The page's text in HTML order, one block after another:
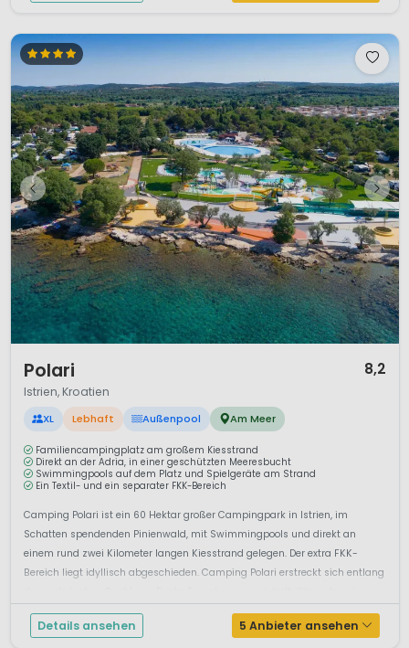
Polari 8,2
Istrien, Kroatien
XL Lebhaft Außenpool Am Meer
Familiencampingplatz am großem Kiesstrand
Direkt an der Adria, in einer geschützten Meeresbucht
Swimmingpools auf dem Platz und Spielgeräte am Strand
Ein Textil- und ein separater FKK-Bereich
Camping Polari ist ein 60 Hektar großer Campingpark in Istrien, im
Schatten spendenden Pinienwald, mit Swimmingpools und direkt an
einem rund zwei Kilometer langen Kiesstrand gelegen. Der extra FKK-
Bereich liegt idyllisch abgeschieden. Camping Polari erstreckt sich entlang
Details ansehen 5 Anbieter ansehen